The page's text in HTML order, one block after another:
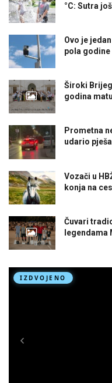
°C: Sutra
Ovo je
pola godine
Široki
godina
Prometna
udario
Vozači u
konja na
Čuvari
legendama